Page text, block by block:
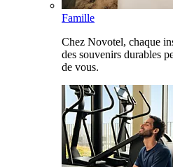
Famille
Chez Novotel, chaque
des souvenirs durables
de vous.